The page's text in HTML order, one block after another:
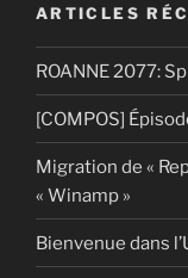
ARTICLES
ROANNE 2077:
[COMPOS]
Migration de «
« Winamp »
Bienvenue dans